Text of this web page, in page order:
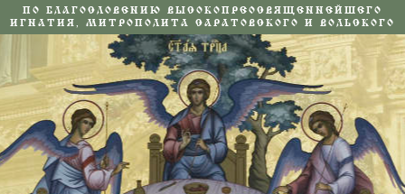
ПО БЛАГОСЛОВЕНИЮ ВЫСОКОПРЕОСВЯЩЕННЕЙШЕГО
ИГНАТИЯ, МИТРОПОЛИТА САРАТОВСКОГО И ВОЛЬСКОГО